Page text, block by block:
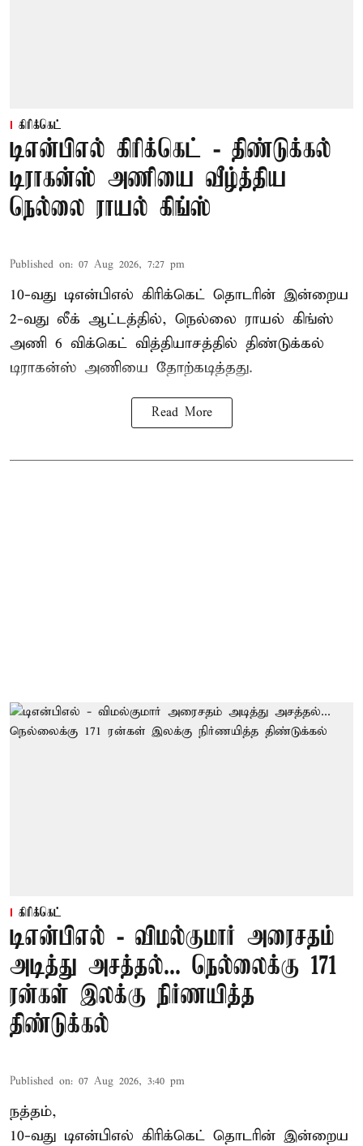
கிரிக்கெட்
டிஎன்பிஎல் கிரிக்கெட் - திண்டுக்கல்
டிராகன்ஸ் அணியை வீழ்த்திய
நெல்லை ராயல் கிங்ஸ்
Published on: 07 Aug 2026, 7:27 pm
10-வது டிஎன்பிஎல் கிரிக்கெட் தொடரின் இன்றைய
2-வது லீக் ஆட்டத்தில், நெல்லை ராயல் கிங்ஸ்
அணி 6 விக்கெட் வித்தியாசத்தில் திண்டுக்கல்
டிராகன்ஸ் அணியை தோற்கடித்தது.
Read More
கிரிக்கெட்
டிஎன்பிஎல் - விமல்குமார் அரைசதம்
அடித்து அசத்தல்... நெல்லைக்கு 171
ரன்கள் இலக்கு நிர்ணயித்த
திண்டுக்கல்
Published on: 07 Aug 2026, 3:40 pm
நத்தம்,
10-வது டிஎன்பிஎல் கிரிக்கெட் தொடரின் இன்றைய